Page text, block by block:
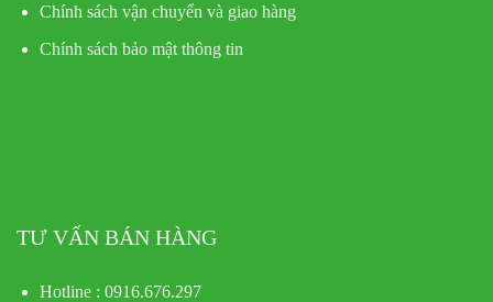
Chính sách vận chuyển và giao hàng
Chính sách bảo mật thông tin
TƯ VẤN BÁN HÀNG
Hotline : 0916.676.297